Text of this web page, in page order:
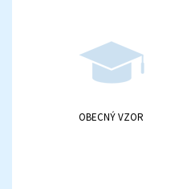
OBECNÝ VZOR